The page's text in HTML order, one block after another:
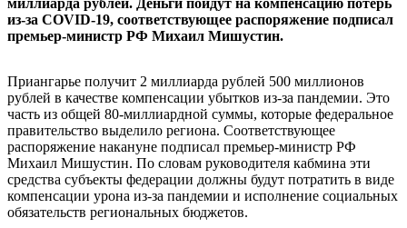
из-за COVID-19, соответствующее распоряжение подписал
премьер-министр РФ Михаил Мишустин.
Приангарье получит 2 миллиарда рублей 500 миллионов
рублей в качестве компенсации убытков из-за пандемии. Это
часть из общей 80-миллиардной суммы, которые федеральное
правительство выделило региона. Соответствующее
распоряжение накануне подписал премьер-министр РФ
Михаил Мишустин. По словам руководителя кабмина эти
средства субъекты федерации должны будут потратить в виде
компенсации урона из-за пандемии и исполнение социальных
обязательств региональных бюджетов.